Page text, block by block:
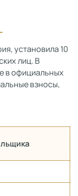
установила 10
лиц. В
в официальных
взносы,